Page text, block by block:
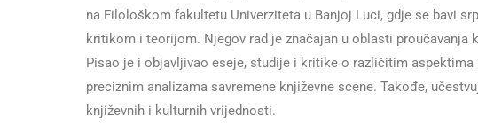
na Filološkom fakultetu Univerziteta u Banjoj Luci, gdje se bavi
kritikom i teorijom. Njegov rad je značajan u oblasti proučavanja
Pisao je i objavljivao eseje, studije i kritike o različitim
preciznim analizama savremene književne scene. Takođe,
književnih i kulturnih vrijednosti.